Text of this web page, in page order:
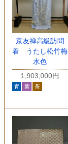
京友禅高級訪問
着 うたし松竹梅
水色
1,903,000円